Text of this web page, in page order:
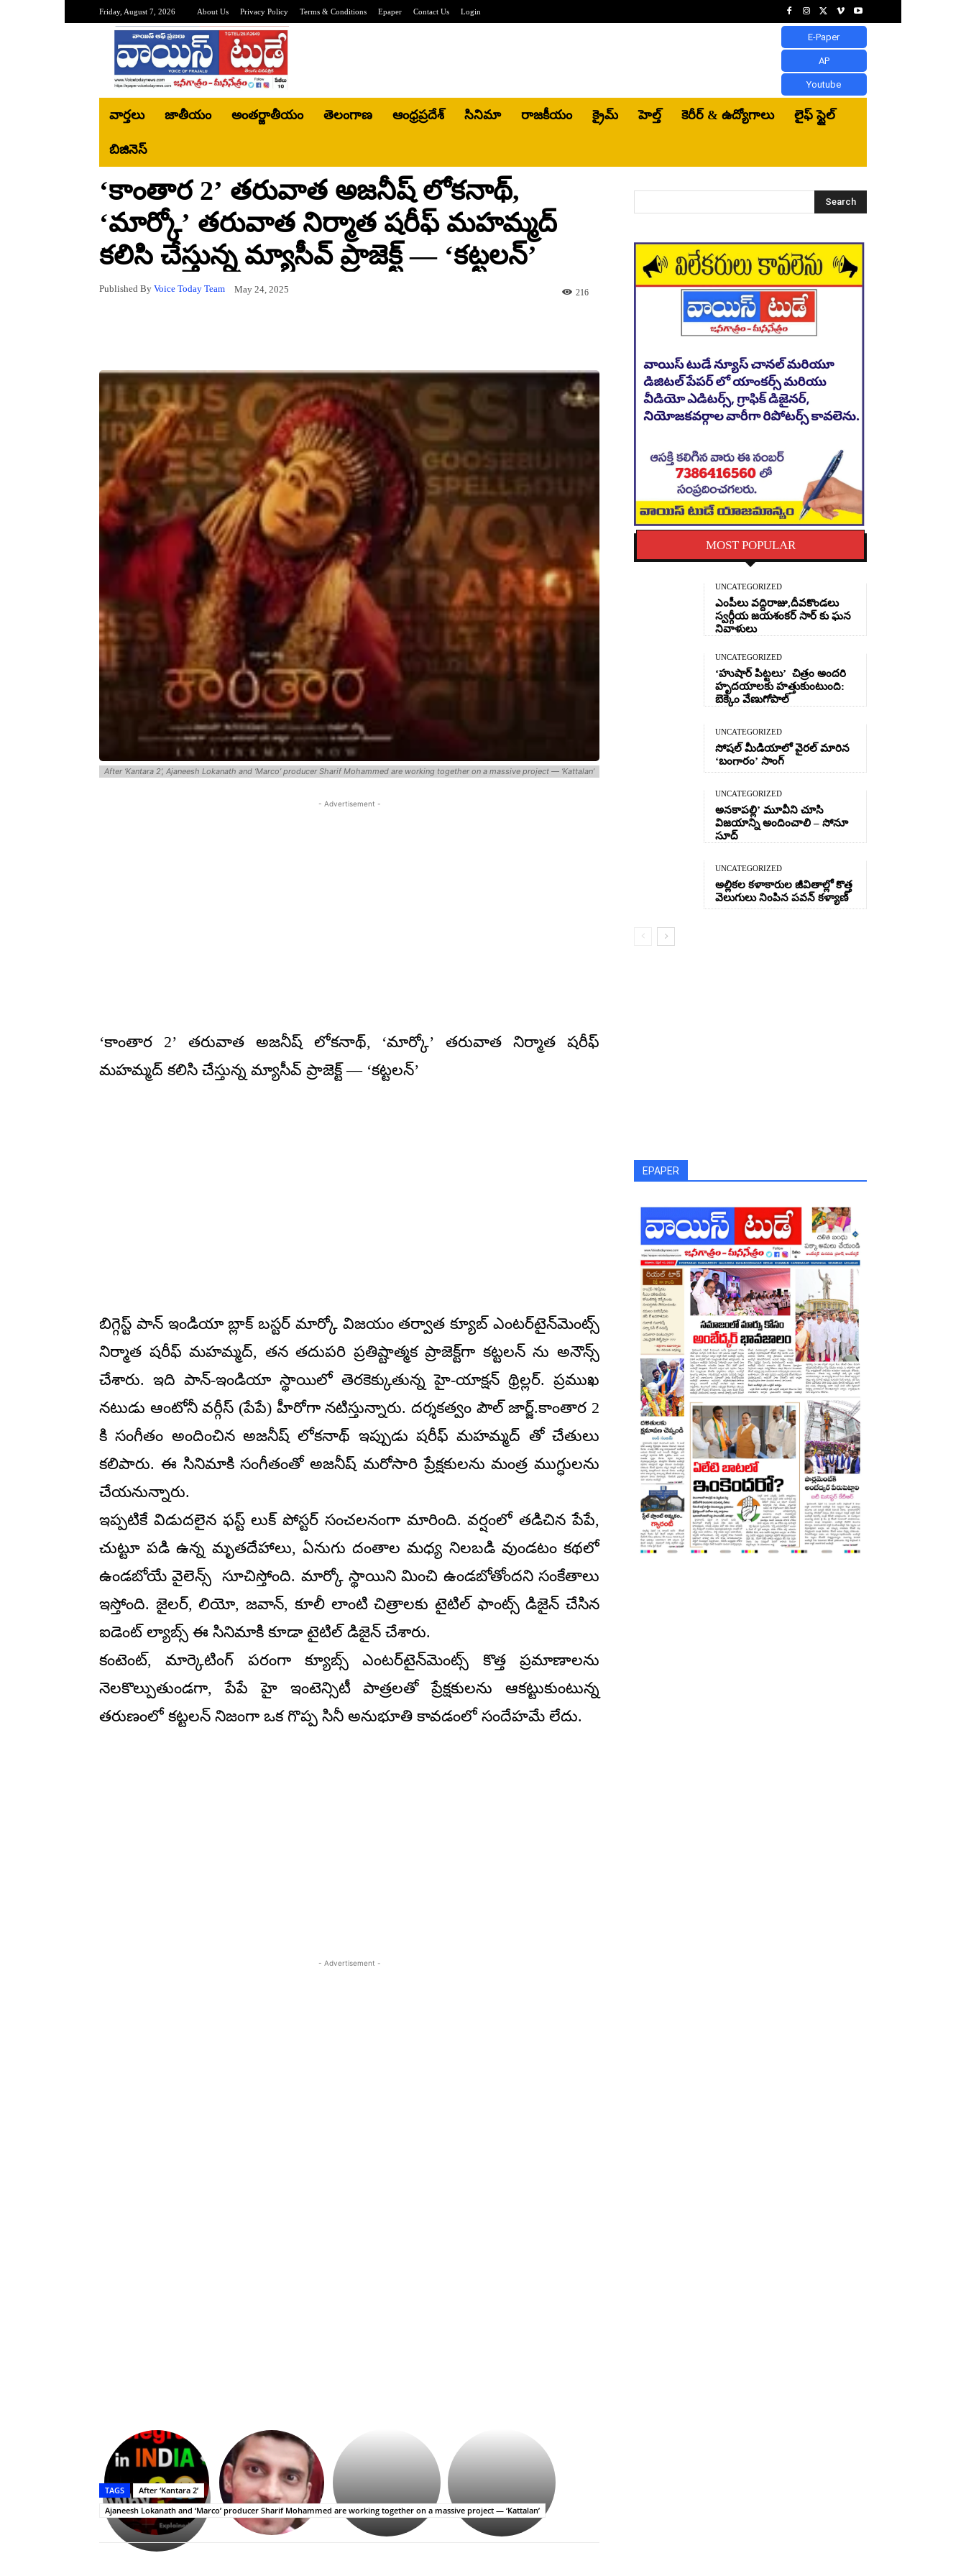
Friday, August 7, 2026 About Us Privacy Policy Terms & Conditions Epaper Contact Us Login
E-Paper
AP
Youtube
వార్తలు జాతీయం అంతర్జాతీయం తెలంగాణ ఆంధ్రప్రదేశ్ సినిమా రాజకీయం క్రైమ్ హెల్త్‌ కెరీర్ & ఉద్యోగాలు లైఫ్ స్టైల్
బిజినెస్‌
‘కాంతార 2’ తరువాత అజనీష్ లోకనాథ్,
‘మార్కో’ తరువాత నిర్మాత షరీఫ్ మహమ్మద్
కలిసి చేస్తున్న మ్యాసీవ్ ప్రాజెక్ట్ — ‘కట్టలన్’
Published By Voice Today Team May 24, 2025 216
After ‘Kantara 2’, Ajaneesh Lokanath and ‘Marco’ producer Sharif Mohammed are working together on a massive project — ‘Kattalan’
- Advertisement -
‘కాంతార 2’ తరువాత అజనీష్ లోకనాథ్, ‘మార్కో’ తరువాత నిర్మాత షరీఫ్
మహమ్మద్ కలిసి చేస్తున్న మ్యాసీవ్ ప్రాజెక్ట్ — ‘కట్టలన్’
బిగ్గెస్ట్ పాన్ ఇండియా బ్లాక్ బస్టర్ మార్కో విజయం తర్వాత క్యూబ్ ఎంటర్‌టైన్‌మెంట్స్
నిర్మాత షరీఫ్ మహమ్మద్, తన తదుపరి ప్రతిష్టాత్మక ప్రాజెక్ట్‌గా కట్టలన్ ను అనౌన్స్
చేశారు. ఇది పాన్-ఇండియా స్థాయిలో తెరకెక్కుతున్న హై-యాక్షన్ థ్రిల్లర్. ప్రముఖ
నటుడు ఆంటోనీ వర్గీస్ (పేపే) హీరోగా నటిస్తున్నారు. దర్శకత్వం పౌల్ జార్జ్.కాంతార 2
కి సంగీతం అందించిన అజనీష్ లోకనాథ్ ఇప్పుడు షరీఫ్ మహమ్మద్ తో చేతులు
కలిపారు. ఈ సినిమాకి సంగీతంతో అజనీష్ మరోసారి ప్రేక్షకులను మంత్ర ముగ్ధులను
చేయనున్నారు.
ఇప్పటికే విడుదలైన ఫస్ట్ లుక్ పోస్టర్ సంచలనంగా మారింది. వర్షంలో తడిచిన పేపే,
చుట్టూ పడి ఉన్న మృతదేహాలు, ఏనుగు దంతాల మధ్య నిలబడి వుండటం కథలో
ఉండబోయే వైలెన్స్ సూచిస్తోంది. మార్కో స్థాయిని మించి ఉండబోతోందని సంకేతాలు
ఇస్తోంది. జైలర్, లియో, జవాన్, కూలీ లాంటి చిత్రాలకు టైటిల్ ఫాంట్స్ డిజైన్ చేసిన
ఐడెంట్ ల్యాబ్స్ ఈ సినిమాకి కూడా టైటిల్ డిజైన్ చేశారు.
కంటెంట్, మార్కెటింగ్ పరంగా క్యూబ్స్ ఎంటర్‌టైన్‌మెంట్స్ కొత్త ప్రమాణాలను
నెలకొల్పుతుండగా, పేపే హై ఇంటెన్సిటీ పాత్రలతో ప్రేక్షకులను ఆకట్టుకుంటున్న
తరుణంలో కట్టలన్ నిజంగా ఒక గొప్ప సినీ అనుభూతి కావడంలో సందేహమే లేదు.
- Advertisement -
ప్రసాదం
తీర్థం..తులసీదళం
అసంపూర్ణం
సినిమాతో
పాన్
స్టార్
హీరోయిన్‏గా
శ్రీనిధి
Upasana:
భర్తపై
రివెంజ్
తీర్చుకున్న
ఉపాసన..
పాపం
రామ్
TAGS
After ‘Kantara 2’
Ajaneesh Lokanath and ‘Marco’ producer Sharif Mohammed are working together on a massive project — ‘Kattalan’
Search
MOST POPULAR
UNCATEGORIZED
ఎంపీలు వద్దిరాజు,దీవకొండలు
స్వర్గీయ జయశంకర్ సార్ కు ఘన
నివాళులు
UNCATEGORIZED
‘హుషార్‌ పిట్టలు’ చిత్రం అందరి
హృదయాలకు హత్తుకుంటుంది:
బెక్కెం వేణుగోపాల్‌
UNCATEGORIZED
సోషల్ మీడియాలో వైరల్ మారిన
‘బంగారం’ సాంగ్
UNCATEGORIZED
అనకాపల్లి’ మూవీని చూసి
విజయాన్ని అందించాలి – సోనూ
సూద్
UNCATEGORIZED
అల్లికల కళాకారుల జీవితాల్లో కొత్త
వెలుగులు నింపిన పవన్ కళ్యాణ్
EPAPER